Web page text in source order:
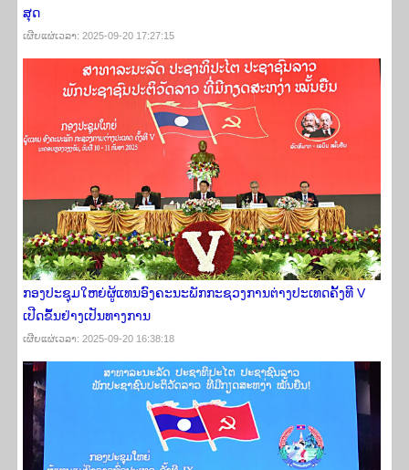
ສຸດ
ເຜີຍ​ແຜ່​ເວ​ລາ: 2025-09-20 17:27:15
ກອງປະຊຸມໃຫຍ່ຜູ້ແທນອົງຄະນະພັກກະຊວງການຕ່າງປະເທດຄັ້ງທີ V
ເປີດຂຶ້ນຢ່າງເປັນທາງການ
ເຜີຍ​ແຜ່​ເວ​ລາ: 2025-09-20 16:38:18